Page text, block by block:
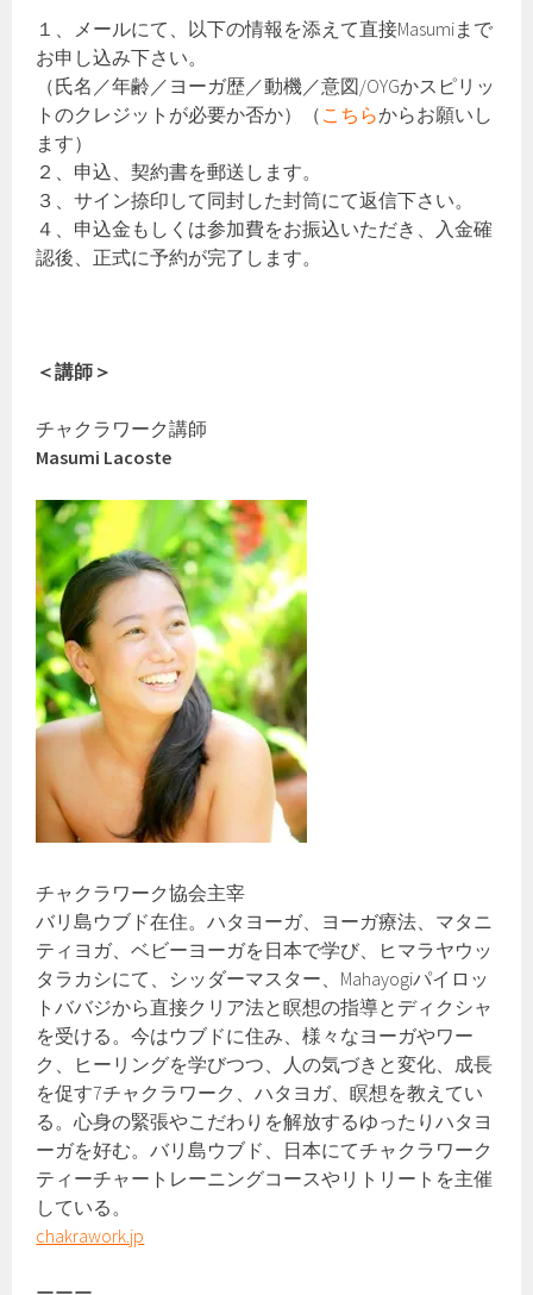
１、メールにて、以下の情報を添えて直接Masumiまで
お申し込み下さい。
（氏名／年齢／ヨーガ歴／動機／意図/OYGかスピリッ
トのクレジットが必要か否か）（ こちらからお願いし
ます）
２、申込、契約書を郵送します。
３、サイン捺印して同封した封筒にて返信下さい。
４、申込金もしくは参加費をお振込いただき、入金確
認後、正式に予約が完了します。
＜講師＞
チャクラワーク講師
Masumi Lacoste
チャクラワーク協会主宰
バリ島ウブド在住。ハタヨーガ、ヨーガ療法、マタニ
ティヨガ、ベビーヨーガを日本で学び、ヒマラヤウッ
タラカシにて、シッダーマスター、Mahayogiパイロッ
トババジから直接クリア法と瞑想の指導とディクシャ
を受ける。今はウブドに住み、様々なヨーガやワー
ク、ヒーリングを学びつつ、人の気づきと変化、成長
を促す7チャクラワーク、ハタヨガ、瞑想を教えてい
る。心身の緊張やこだわりを解放するゆったりハタヨ
ーガを好む。バリ島ウブド、日本にてチャクラワーク
ティーチャートレーニングコースやリトリートを主催
している。
chakrawork.jp